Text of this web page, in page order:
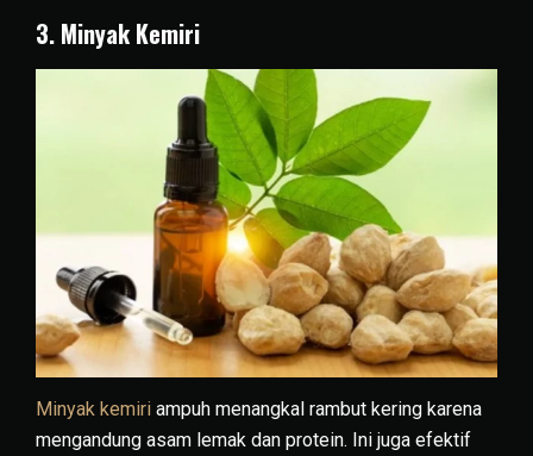
3. Minyak Kemiri
Minyak kemiri ampuh menangkal rambut kering karena
mengandung asam lemak dan protein. Ini juga efektif